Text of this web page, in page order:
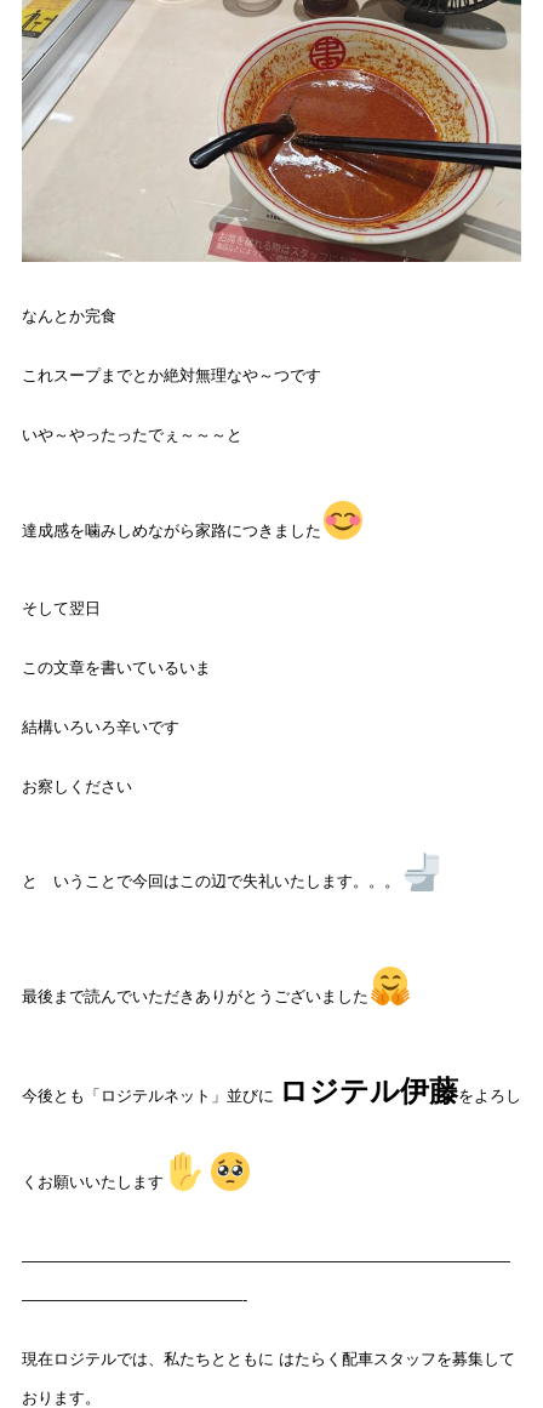
なんとか完食
これスープまでとか絶対無理なや～つです
いや～やったったでぇ～～～と
達成感を噛みしめながら家路につきました
そして翌日
この文章を書いているいま
結構いろいろ辛いです
お察しください
と いうことで今回はこの辺で失礼いたします。。。
最後まで読んでいただきありがとうございました
今後とも「ロジテルネット」並びに ロジテル伊藤をよろし
くお願いいたします
———————————————————————————————
——————————————-
現在ロジテルでは、私たちとともに はたらく配車スタッフを募集して
おります。